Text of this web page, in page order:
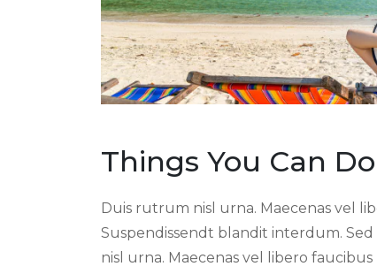
Things You Can
Duis rutrum nisl urna. Maecenas vel
Suspendissendt blandit interdum.
nisl urna. Maecenas vel libero